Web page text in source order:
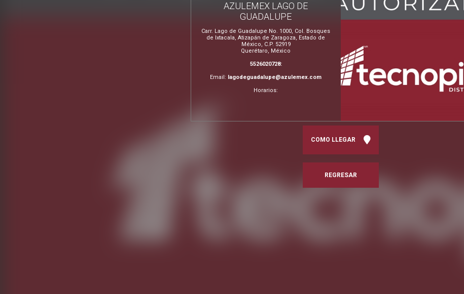
AZULEMEX LAGO DE
GUADALUPE
Carr. Lago de Guadalupe No. 1000, Col. Bosques
de Ixtacala, Atizapán de Zaragoza, Estado de
México, C.P. 52919
Querétaro, México
5526020728:
Email: lagodeguadalupe@azulemex.com
Horarios:
COMO LLEGAR
REGRESAR